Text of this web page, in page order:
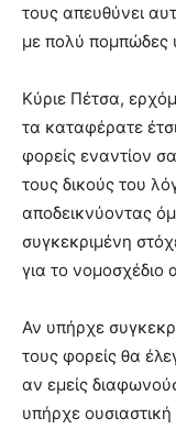
τους απευθύνει
με πολύ πομπώδες
Κύριε Πέτσα,
τα καταφέρατε
φορείς εναντίον
τους δικούς του
αποδεικνύοντας
συγκεκριμένη
για το νομοσχέδιο
Αν υπήρχε
τους φορείς θα
αν εμείς
υπήρχε